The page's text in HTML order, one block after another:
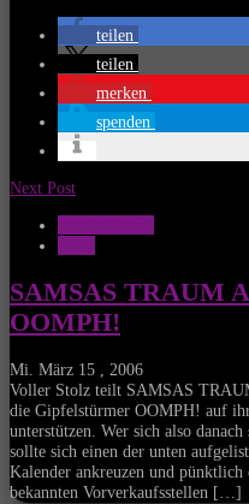
teilen
teilen
merken
spenden
Next Post
SAMSAS TRAUM
OOMPH!
Mi. März 15 , 2006
Voller Stolz teilt SAMSAS
die Gipfelstürmer OOMPH! auf
unterstützen. Wer sich also
sollte sich einen der unten
Kalender ankreuzen und
bekannten Vorverkaufsstellen […]